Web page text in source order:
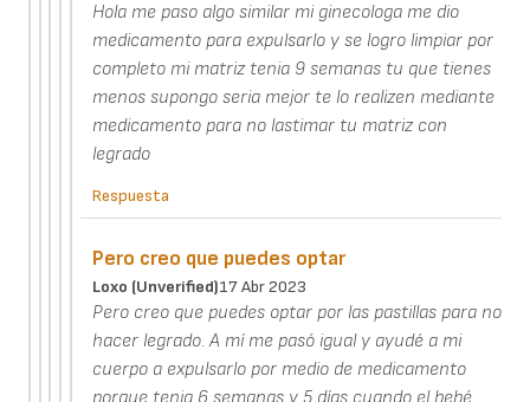
Hola me paso algo similar mi ginecologa me dio
medicamento para expulsarlo y se logro limpiar por
completo mi matriz tenia 9 semanas tu que tienes
menos supongo seria mejor te lo realizen mediante
medicamento para no lastimar tu matriz con
legrado
Respuesta
Pero creo que puedes optar
Loxo (unverified)17 Abr 2023
Pero creo que puedes optar por las pastillas para no
hacer legrado. A mí me pasó igual y ayudé a mi
cuerpo a expulsarlo por medio de medicamento